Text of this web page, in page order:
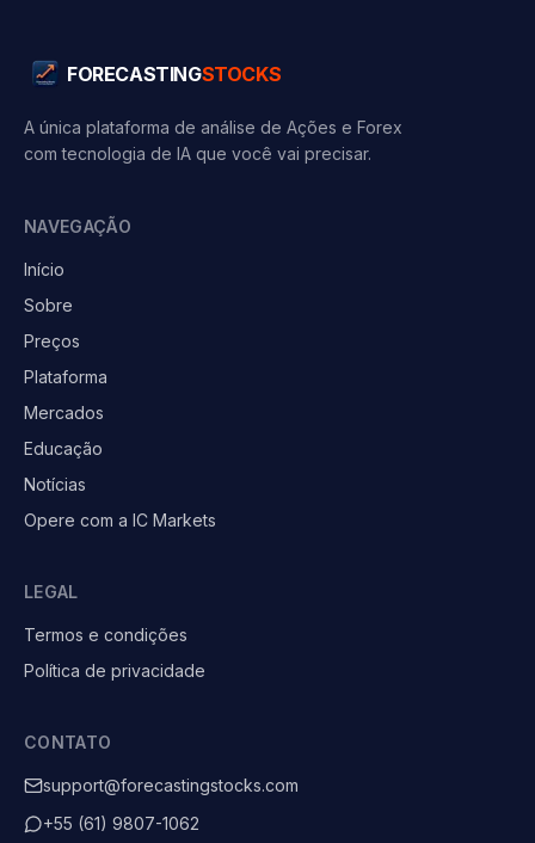
FORECASTINGSTOCKS
A única plataforma de análise de Ações e Forex
com tecnologia de IA que você vai precisar.
NAVEGAÇÃO
Início
Sobre
Preços
Plataforma
Mercados
Educação
Notícias
Opere com a IC Markets
LEGAL
Termos e condições
Política de privacidade
CONTATO
support@forecastingstocks.com
+55 (61) 9807-1062